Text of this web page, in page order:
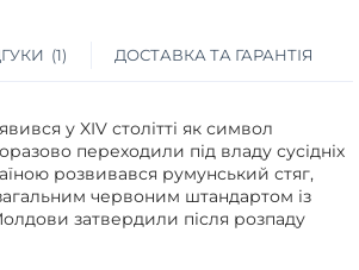
1 ДОСТАВКА ТА ГАРАНТІЯ
у XIV столітті як символ
переходили під владу сусідніх
розвивався румунський стяг,
червоним штандартом із
затвердили після розпаду